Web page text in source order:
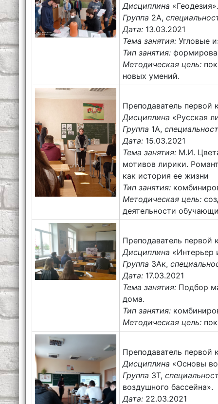
Дисциплина «Геодезия».
Группа 2А,
Дата: 13.03.2021
Тема занятия: Угловые
Тип занятия:
Методическая цель:
новых умений.
Преподаватель первой
Дисциплина «Русская
Группа 1А,
Дата: 15.03.2021
Тема занятия: М.И.
мотивов лирики.
как история ее жизни
Тип занятия:
Методическая цель:
деятельности
Преподаватель первой
Дисциплина «Интерьер
Группа 3Ак,
Дата: 17.03.2021
Тема занятия: Подбор
дома.
Тип занятия:
Методическая цель:
Преподаватель первой
Дисциплина «Основы
Группа 3Т,
воздушного бассейна».
Дата: 22.03.2021